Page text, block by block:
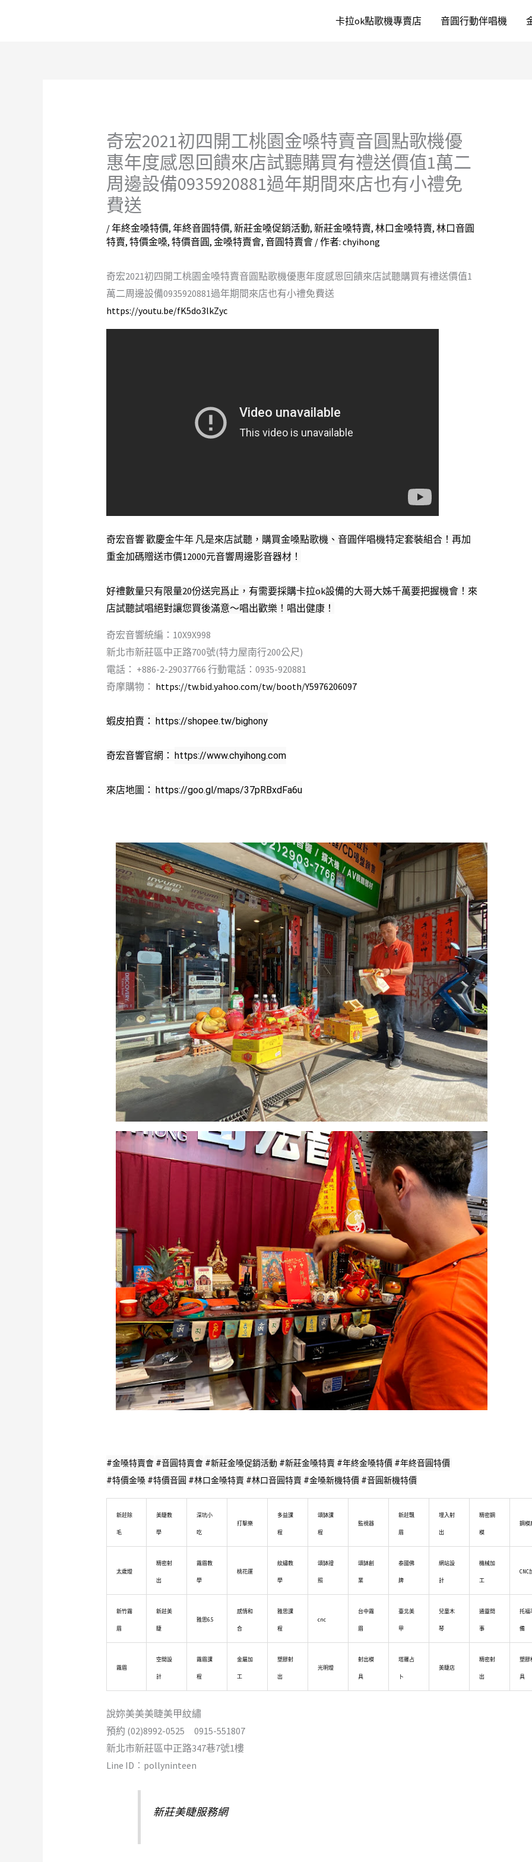
卡拉ok點歌機專賣店 音圓行動伴唱機
奇宏2021初四開工桃園金嗓特賣音圓點歌機優
惠年度感恩回饋來店試聽購買有禮送價值1萬二
周邊設備0935920881過年期間來店也有小禮免
費送
/年終金嗓特價, 年終音圓特價, 新莊金嗓促銷活動, 新莊金嗓特賣, 林口金嗓特賣, 林口音圓
特賣, 特價金嗓, 特價音圓, 金嗓特賣會, 音圓特賣會/ 作者: chyihong
奇宏2021初四開工桃園金嗓特賣音圓點歌機優惠年度感恩回饋來店試聽購買有禮送價值1
萬二周邊設備0935920881過年期間來店也有小禮免費送
https://youtu.be/fK5do3lkZyc
奇宏音響 歡慶金牛年 凡是來店試聽，購買金嗓點歌機、音圓伴唱機特定套裝組合！再加
重金加碼贈送市價12000元音響周邊影音器材！
好禮數量只有限量20份送完爲止，有需要採購卡拉ok設備的大哥大姊千萬要把握機會！來
店試聽試唱絕對讓您買後滿意～唱出歡樂！唱出健康！
奇宏音響統編：10X9X998
新北市新莊區中正路700號(特力屋南行200公尺)
電話： +886-2-29037766 行動電話：0935-920881
奇摩購物： https://tw.bid.yahoo.com/tw/booth/Y5976206097
蝦皮拍賣： https://shopee.tw/bighony
奇宏音響官網： https://www.chyihong.com
來店地圖： https://goo.gl/maps/37pRBxdFa6u
#金嗓特賣會 #音圓特賣會 #新莊金嗓促銷活動 #新莊金嗓特賣 #年終金嗓特價 #年終音圓特價
#特價金嗓 #特價音圓 #林口金嗓特賣 #林口音圓特賣 #金嗓新機特價 #音圓新機特價
新莊除
毛
美睫教
學
深坑小
吃
打擊樂
多益課
程
頌缽課
程
監視器
新莊飄
眉
埋入射
出
精密鋼
模
鋼模
太歲燈
精密射
出
霧眉教
學
桃花運
紋繡教
學
頌缽證
照
頌缽創
業
泰國佛
牌
網站設
計
機械加
工
CNC
新竹霧
眉
新莊美
睫
雅思6.5
感情和
合
雅思課
程
cnc
台中霧
眉
臺北美
甲
兒童木
琴
通靈問
事
托福
備
霧眉
空間設
計
霧眉課
程
金屬加
工
塑膠射
出
光明燈
射出模
具
塔羅占
卜
美睫店
精密射
出
塑膠
具
說妳美美美睫美甲紋繡
預約 (02)8992-0525 0915-551807
新北市新莊區中正路347巷7號1樓
Line ID︰pollyninteen
新莊美睫服務網